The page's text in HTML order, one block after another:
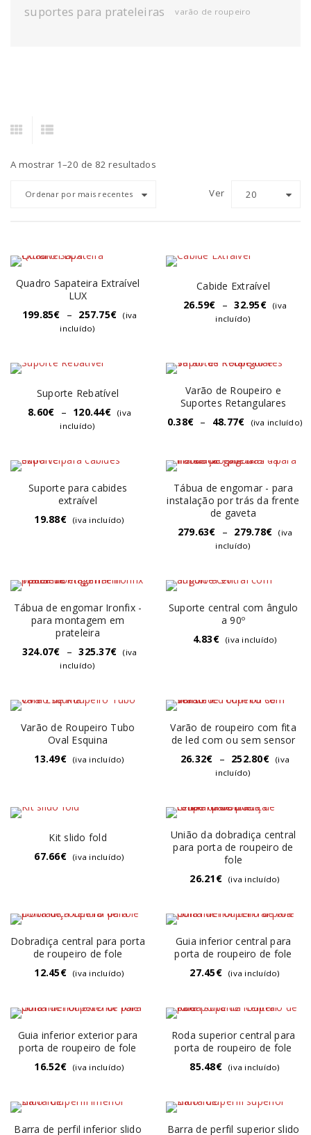
suportes para prateleiras varão de roupeiro
A mostrar 1–20 de 82 resultados
Ordenar por mais recentes Ver 20
Quadro Sapateira Extraível
LUX
199.85€ – 257.75€
(iva
incluído)
Cabide Extraível
26.59€ – 32.95€
(iva
incluído)
Suporte Rebatível
8.60€ – 120.44€
(iva
incluído)
Varão de Roupeiro e
Suportes Retangulares
0.38€ – 48.77€ (iva incluído)
Suporte para cabides
extraível
19.88€ (iva incluído)
Tábua de engomar - para
instalação por trás da frente
de gaveta
279.63€ – 279.78€
(iva
incluído)
Tábua de engomar Ironfix -
para montagem em
prateleira
324.07€ – 325.37€
(iva
incluído)
Suporte central com ângulo
a 90º
4.83€ (iva incluído)
Varão de Roupeiro Tubo
Oval Esquina
13.49€ (iva incluído)
Varão de roupeiro com fita
de led com ou sem sensor
26.32€ – 252.80€
(iva
incluído)
Kit slido fold
67.66€ (iva incluído)
União da dobradiça central
para porta de roupeiro de
fole
26.21€ (iva incluído)
Dobradiça central para porta
de roupeiro de fole
12.45€ (iva incluído)
Guia inferior central para
porta de roupeiro de fole
27.45€ (iva incluído)
Guia inferior exterior para
porta de roupeiro de fole
16.52€ (iva incluído)
Roda superior central para
porta de roupeiro de fole
85.48€ (iva incluído)
Barra de perfil inferior slido
Barra de perfil superior slido